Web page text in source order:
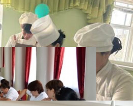
06.08.2026
Абитуриент
ЖОЖДОРГО КАБЫЛ
БАШТАЛДЫ
27.07.2026
ӨЗҮҢДҮН КЕЛЕЧЕГИҢ
20.07.2026